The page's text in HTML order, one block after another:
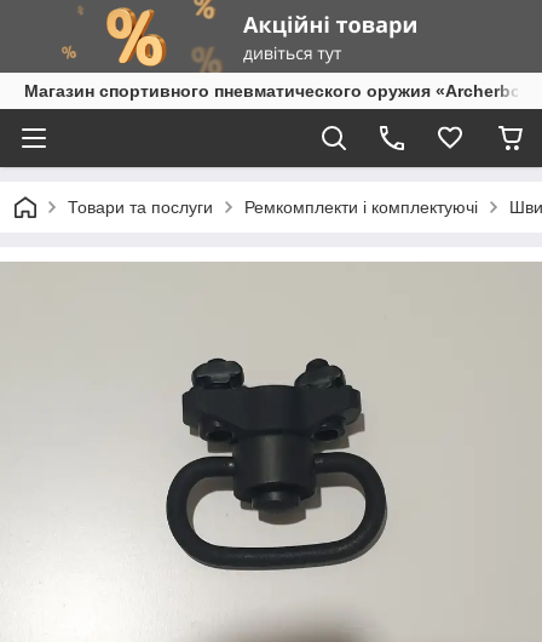
Магазин спортивного пневматического оружия
Товари та послуги Ремкомплекти і комплектуючі